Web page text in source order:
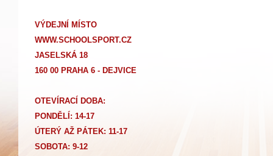
VÝDEJNÍ MÍSTO
WWW.SCHOOLSPORT.CZ
JASELSKÁ 18
160 00 PRAHA 6 - DEJVICE
OTEVÍRACÍ DOBA:
PONDĚLÍ: 14-17
ÚTERÝ AŽ PÁTEK: 11-17
SOBOTA: 9-12